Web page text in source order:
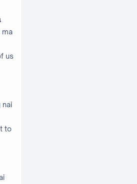
us
nai
to